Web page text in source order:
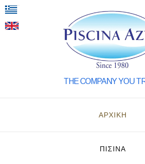
THE COMPANY YOU
ΑΡΧΙΚΗ
ΠΙΣΙΝΑ